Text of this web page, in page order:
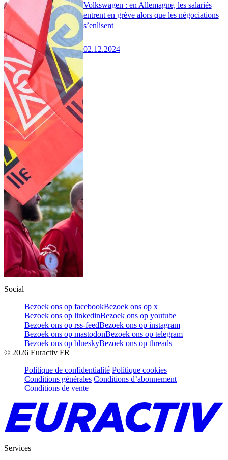
Volkswagen : en Allemagne, les salariés
entrent en grève alors que les négociations
s’enlisent
02.12.2024
Social
Bezoek ons op facebookBezoek ons op x
Bezoek ons op linkedinBezoek ons op youtube
Bezoek ons op rss-feedBezoek ons op instagram
Bezoek ons op mastodonBezoek ons op telegram
Bezoek ons op blueskyBezoek ons op threads
© 2026 Euractiv FR
Politique de confidentialité Politique cookies
Conditions générales Conditions d’abonnement
Conditions de vente
Services